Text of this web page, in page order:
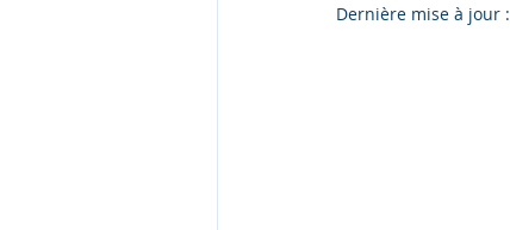
Dernière mise à jour :